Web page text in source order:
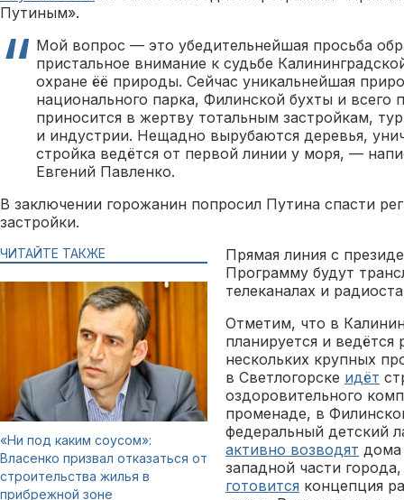
Путиным».
Мой вопрос — это убедительнейшая просьба
пристальное внимание к судьбе
охране ёё природы. Сейчас уникальнейшая
национального парка, Филинской бухты и всего
приносится в жертву тотальным застройкам,
и индустрии. Нещадно вырубаются деревья,
стройка ведётся от первой линии у моря, —
Евгений Павленко.
В заключении горожанин попросил Путина спасти
застройки.
ЧИТАЙТЕ ТАКЖЕ
«Ни под каким соусом»:
Власенко призвал отказаться от
строительства жилья в
прибрежной зоне
Прямая линия с
Программу будут
телеканалах и
Отметим, что в
планируется и ведётся
нескольких крупных
в Светлогорске идёт
оздоровительного
променаде, в
федеральный детский
активно возводят дома
западной части
готовится концепция